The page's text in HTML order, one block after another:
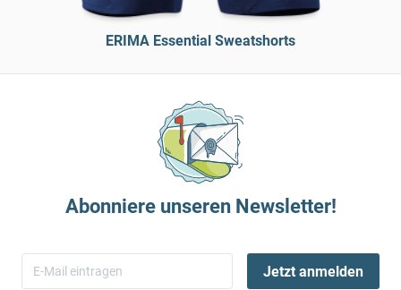
ERIMA Essential Sweatshorts
Abonniere unseren Newsletter!
Jetzt anmelden